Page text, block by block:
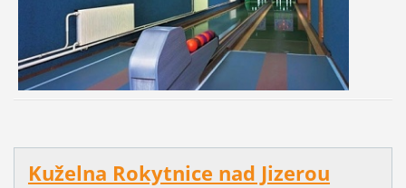
Kuželna Rokytnice nad Jizerou